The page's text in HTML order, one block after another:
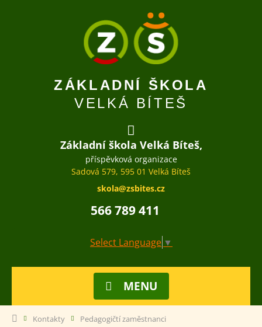
ZÁKLADNÍ ŠKOLA
VELKÁ BÍTEŠ
Základní škola Velká Bíteš,
příspěvková organizace
Sadová 579, 595 01 Velká Bíteš
skola@zsbites.cz
566 789 411
Select Language ▼
MENU
Kontakty
Pedagogičtí zaměstnanci